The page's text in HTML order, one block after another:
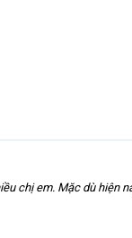
chị em. Mặc dù hiện